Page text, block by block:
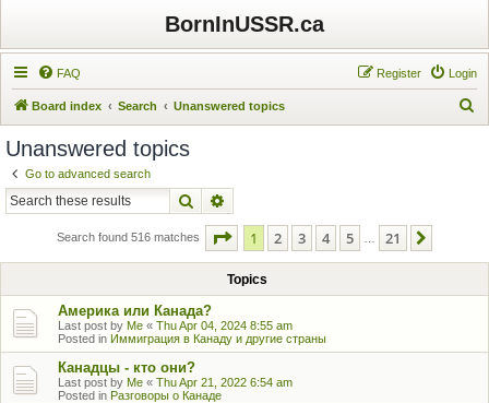
BornInUSSR.ca
FAQ Login
Register
Board index Search Unanswered topics
Unanswered topics
Go to advanced search
Search
Search found 516 matches Page 1of 21
1 2 3 4 5 21
Topics
Америка или Канада?
Last post by Me « Thu Apr 04, 2024 8:55 am
Posted in Иммиграция в Канаду и другие страны
Канадцы - кто они?
Last post by Me « Thu Apr 21, 2022 6:54 am
Posted in Разговоры о Канаде